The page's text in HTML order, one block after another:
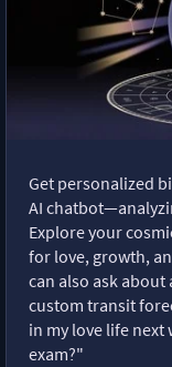
Get personalized
AI
Explore your
for love, growth,
can also ask
custom transit
in my love life next
exam?"